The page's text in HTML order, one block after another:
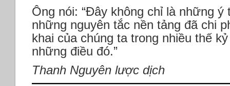
Ông nói: “Đây không chỉ là những
những nguyên tắc nền tảng đã chi
khai của chúng ta trong nhiều thế
những điều đó.”
Thanh Nguyên lược dịch